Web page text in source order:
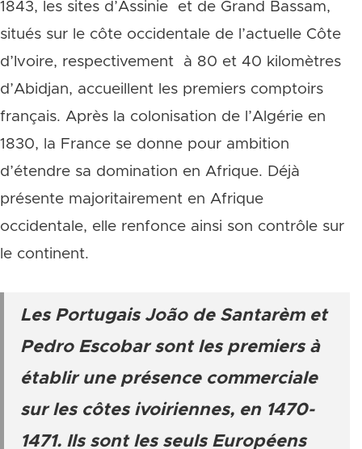
1843, les sites d’Assinie et de Grand Bassam,
situés sur le côte occidentale de l’actuelle Côte
d’Ivoire, respectivement à 80 et 40 kilomètres
d’Abidjan, accueillent les premiers comptoirs
français. Après la colonisation de l’Algérie en
1830, la France se donne pour ambition
d’étendre sa domination en Afrique. Déjà
présente majoritairement en Afrique
occidentale, elle renfonce ainsi son contrôle sur
le continent.
Les Portugais João de Santarèm et
Pedro Escobar sont les premiers à
établir une présence commerciale
sur les côtes ivoiriennes, en 1470-
1471. Ils sont les seuls Européens